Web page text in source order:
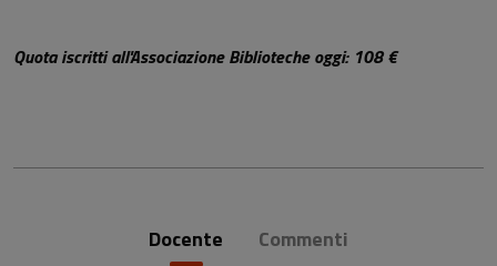
Quota iscritti all'Associazione Biblioteche oggi: 108 €
Docente Commenti